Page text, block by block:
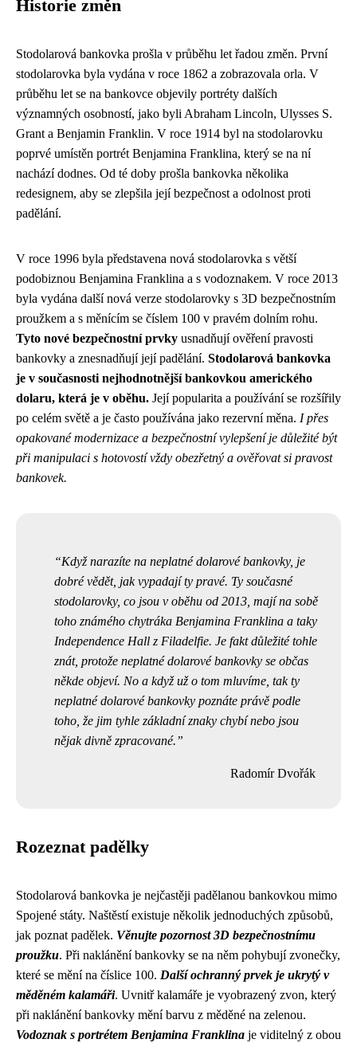
Historie změn
Stodolarová bankovka prošla v průběhu let řadou změn. První
stodolarovka byla vydána v roce 1862 a zobrazovala orla. V
průběhu let se na bankovce objevily portréty dalších
významných osobností, jako byli Abraham Lincoln, Ulysses S.
Grant a Benjamin Franklin. V roce 1914 byl na stodolarovku
poprvé umístěn portrét Benjamina Franklina, který se na ní
nachází dodnes. Od té doby prošla bankovka několika
redesignem, aby se zlepšila její bezpečnost a odolnost proti
padělání.
V roce 1996 byla představena nová stodolarovka s větší
podobiznou Benjamina Franklina a s vodoznakem. V roce 2013
byla vydána další nová verze stodolarovky s 3D bezpečnostním
proužkem a s měnícím se číslem 100 v pravém dolním rohu.
Tyto nové bezpečnostní prvky usnadňují ověření pravosti
bankovky a znesnadňují její padělání. Stodolarová bankovka
je v současnosti nejhodnotnější bankovkou amerického
dolaru, která je v oběhu. Její popularita a používání se rozšířily
po celém světě a je často používána jako rezervní měna. I přes
opakované modernizace a bezpečnostní vylepšení je důležité být
při manipulaci s hotovostí vždy obezřetný a ověřovat si pravost
bankovek.
Když narazíte na neplatné dolarové bankovky, je
dobré vědět, jak vypadají ty pravé. Ty současné
stodolarovky, co jsou v oběhu od 2013, mají na sobě
toho známého chytráka Benjamina Franklina a taky
Independence Hall z Filadelfie. Je fakt důležité tohle
znát, protože neplatné dolarové bankovky se občas
někde objeví. No a když už o tom mluvíme, tak ty
neplatné dolarové bankovky poznáte právě podle
toho, že jim tyhle základní znaky chybí nebo jsou
nějak divně zpracované.
Radomír Dvořák
Rozeznat padělky
Stodolarová bankovka je nejčastěji padělanou bankovkou mimo
Spojené státy. Naštěstí existuje několik jednoduchých způsobů,
jak poznat padělek. Věnujte pozornost 3D bezpečnostnímu
proužku. Při naklánění bankovky se na něm pohybují zvonečky,
které se mění na číslice 100. Další ochranný prvek je ukrytý v
měděném kalamáři. Uvnitř kalamáře je vyobrazený zvon, který
při naklánění bankovky mění barvu z měděné na zelenou.
Vodoznak s portrétem Benjamina Franklina je viditelný z obou